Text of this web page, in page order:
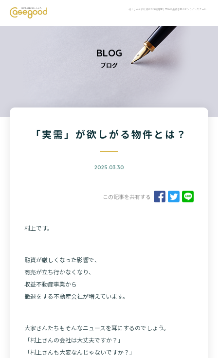
村上しゅんすけ資産形成戦略室｜不動産投資を学ぶオンラインスクール
BLOG
ブログ
「実需」が欲しがる物件とは？
2025.03.30
この記事を共有する
村上です。
融資が厳しくなった影響で、
商売が立ち行かなくなり、
収益不動産事業から
撤退をする不動産会社が増えています。
大家さんたちもそんなニュースを耳にするのでしょう。
「村上さんの会社は大丈夫ですか？」
「村上さんも大変なんじゃないですか？」